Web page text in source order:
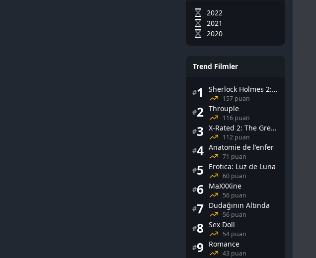
2022
2021
2020
Trend Filmler
#1 Sherlock Holmes 2: Gölge Oyunları
157 puan
#2 Throuple
116 puan
#3 X-Rated 2: The Greatest Adult Stars of All-Time
112 puan
#4 Anatomie de l'enfer
71 puan
#5 Erotica: Luz de Luna
60 puan
#6 MaXXXine
56 puan
#7 Dudağının Altında
56 puan
#8 Sex Doll
54 puan
#9 Romance
43 puan